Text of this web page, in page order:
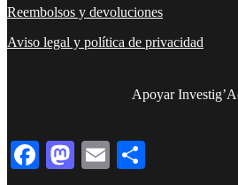
Reembolsos y devoluciones
Aviso legal y política de privacidad
Apoyar
Facebook
Mastodon
Email